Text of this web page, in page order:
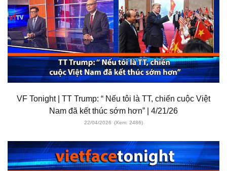
VF Tonight | TT Trump: “ Nếu tôi là TT, chiến cuộc Việt
Nam đã kết thúc sớm hơn” | 4/21/26
22/04/2026 (Xem: 2486)